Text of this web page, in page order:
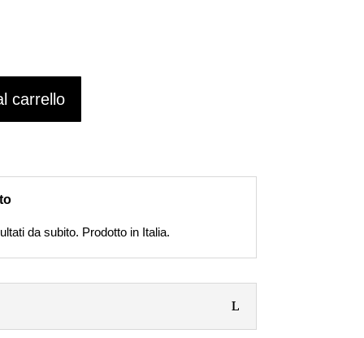
carrello
da subito. Prodotto in Italia.